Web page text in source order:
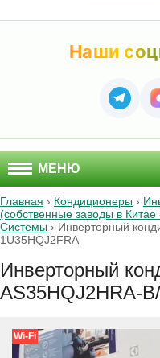
Наши
МЕНЮ
Главная › Кондиционеры ›
(собственные заводы в
Системы › Инверторный
1U35HQJ2FRA
Инверторный
AS35HQJ2HRA-
Wi-Fi